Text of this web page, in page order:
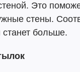
Это
стены.
больше.